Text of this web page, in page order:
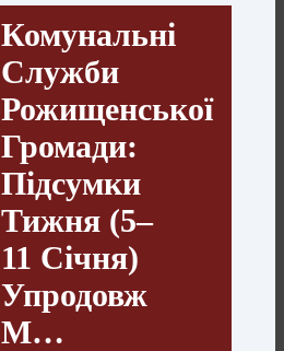
Комунальні
Служби
Рожищенської
Громади:
Підсумки
Тижня (5–
11 Січня)
Упродовж
М…